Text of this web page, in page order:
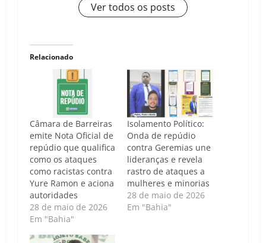
Ver todos os posts
Relacionado
Câmara de Barreiras
emite Nota Oficial de
repúdio que qualifica
como os ataques
como racistas contra
Yure Ramon e aciona
autoridades
28 de maio de 2026
Em "Bahia"
Isolamento Político:
Onda de repúdio
contra Geremias une
lideranças e revela
rastro de ataques a
mulheres e minorias
28 de maio de 2026
Em "Bahia"